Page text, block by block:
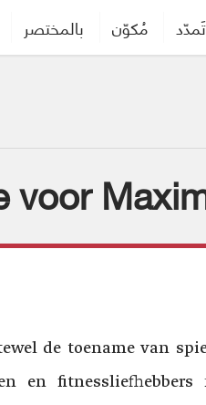
تَمدّد مُكوّن بالمختصر
de toename van
en fitnessliefhebbers